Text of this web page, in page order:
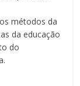
métodos da
da educação
do